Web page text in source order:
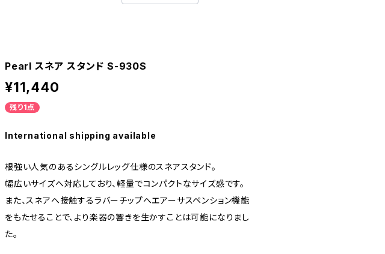
Pearl スネア スタンド S-930S
¥11,440
残り1点
International shipping available
根強い人気のあるシングルレッグ仕様のスネアスタンド。
幅広いサイズへ対応しており、軽量でコンパクトなサイズ感です。
また、スネアへ接触するラバーチップへエアーサスペンション機能
をもたせることで、より楽器の響きを生かすことは可能になりまし
た。